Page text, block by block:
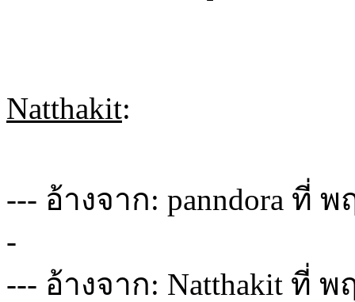
Natthakit:
--- อ้างจาก: panndora ที่ พ
-
--- อ้างจาก: Natthakit ที่ พ